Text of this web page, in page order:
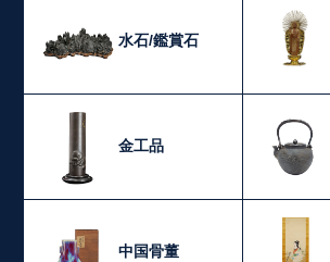
水石/鑑賞石
金工品
中国骨董